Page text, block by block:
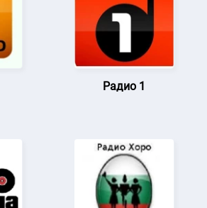
Радио 1